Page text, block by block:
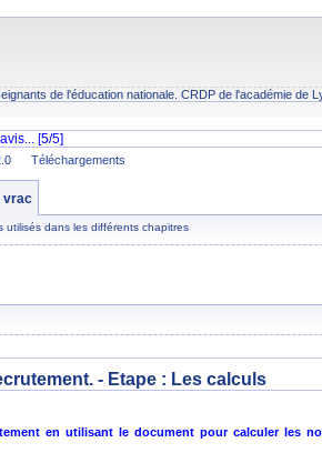
de l'éducation nationale. CRDP de l'académie de
Téléchargements
vrac
utilisés dans les différents chapitres
- Etape : Les calculs
en utilisant le document pour calculer les